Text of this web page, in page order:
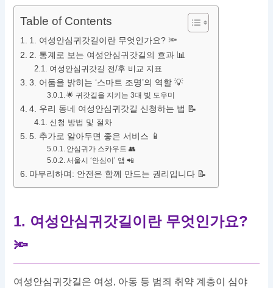
Table of Contents
1. 여성안심귀갓길이란 무엇인가요? 🔦
2. 통계로 보는 여성안심귀갓길의 효과 📊
여성안심귀갓길 전/후 비교 지표
3. 어둠을 밝히는 ‘스마트 조명’의 역할 💡
🌟 귀갓길을 지키는 3대 빛 도우미
4. 우리 동네 여성안심귀갓길 신청하는 법 📝
신청 방법 및 절차
5. 추가로 알아두면 좋은 서비스 📱
안심귀가 스카우트 👥
서울시 ‘안심이’ 앱 📲
마무리하며: 안전은 함께 만드는 권리입니다 📝
1. 여성안심귀갓길이란 무엇인가요?
🔦
여성안심귀갓길은 여성, 아동 등 범죄 취약 계층이 심야